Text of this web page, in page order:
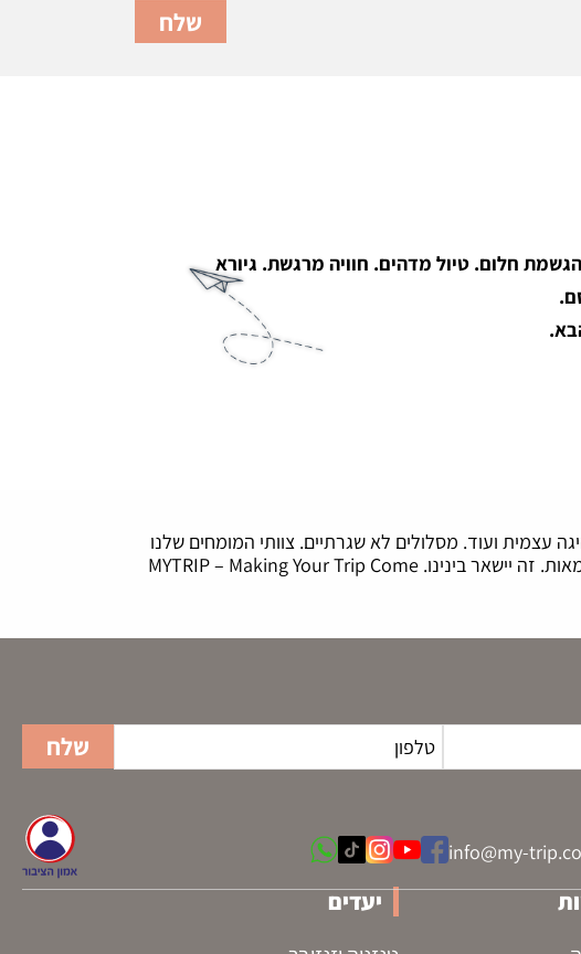
חלום. טיול מדהים. חוויה מרגשת. גיורא
עצמית ועוד. מסלולים לא שגרתיים. צוותי המומחים שלנו
יעזור לכם לצאת לחוויה המותאמת בדיוק עבורכם. השאירו לנו את הדאגות, רק אל תשכחו לגרוף את המחמאות. זה יישאר בינינו. MYTRIP – Making Your Trip Come
info@my-
יעדים